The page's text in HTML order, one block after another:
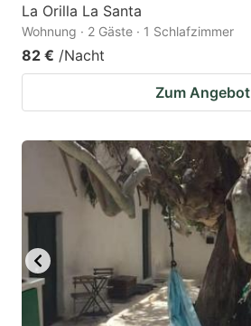
La Orilla La Santa
Wohnung · 2 Gäste · 1 Schlafzimmer
82 € /Nacht
Zum Angebot